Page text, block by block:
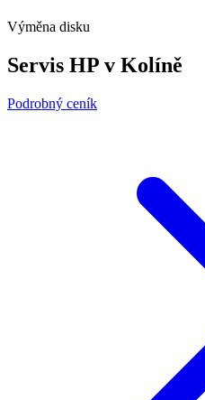
Výměna disku
Servis HP v Kolíně
Podrobný ceník